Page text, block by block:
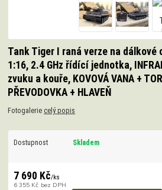
Tank Tiger I raná verze na dálkové
1:16, 2.4 GHz řídící jednotka,
zvuku a kouře, KOVOVÁ VANA +
PŘEVODOVKA + HLAVEŇ
Fotogalerie celý popis
Dostupnost Skladem
7 690 Kč/ks
6 355 Kč bez DPH